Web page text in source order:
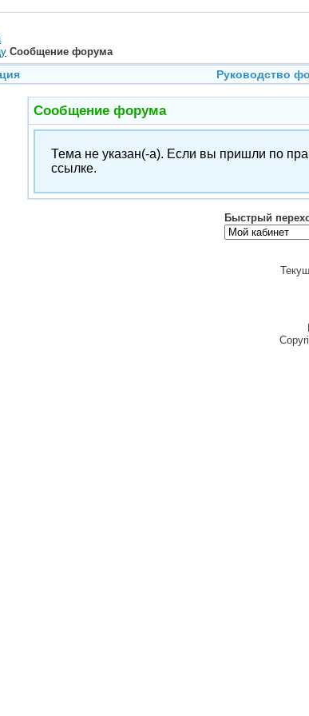
Сообщение форума
Руководство
Сообщение форума
Тема не указан(-а). Если вы пришли по
ссылке.
Быстрый